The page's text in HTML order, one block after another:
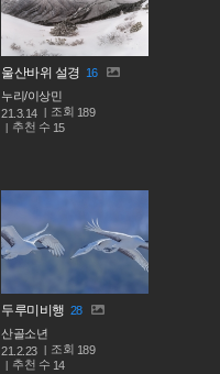
울산바위 설경 16
누리/이상민
21.3.14
조회 189
추천 수 15
두루미비행 28
산골소년
21.2.23
조회 189
추천 수 14